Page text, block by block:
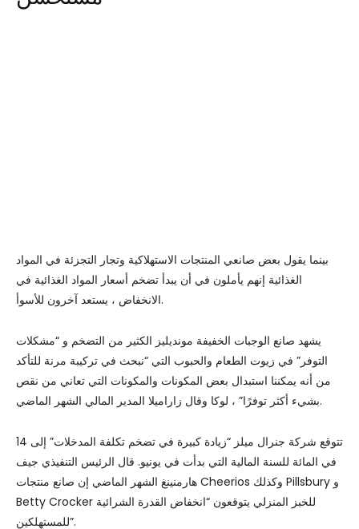
بينما يقول بعض صانعي المنتجات الاستهلاكية وتجار التجزئة في المواد
الغذائية إنهم يأملون في أن يبدأ تضخم أسعار المواد الغذائية في
الانخفاض ، يستعد آخرون للأسوأ.
يشهد صانع الوجبات الخفيفة مونديليز الكثير من التضخم و “مشكلات
التوفر” في زيوت الطعام والحبوب التي “نبحث في تركيبة مرنة للتأكد
من أنه يمكننا استبدال بعض المكونات والمكونات التي تعاني من نقص
بشيء أكثر توفرًا” ، لوكا وقال زاراميلا المدير المالي الشهر الماضي.
تتوقع شركة جنرال ميلز “زيادة كبيرة في تضخم تكلفة المدخلات” إلى 14
في المائة للسنة المالية التي بدأت في يونيو. قال الرئيس التنفيذي جيف
هارمنينغ الشهر الماضي إن صانع منتجات Cheerios وكذلك Pillsbury و
Betty Crocker للخبز المنزلي يتوقعون “انخفاض القدرة الشرائية
للمستهلكين”.